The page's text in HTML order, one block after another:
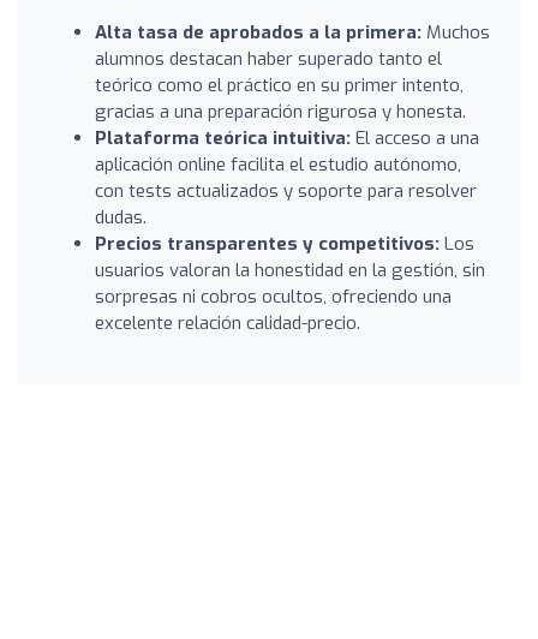
Alta tasa de aprobados a la primera: Muchos
alumnos destacan haber superado tanto el
teórico como el práctico en su primer intento,
gracias a una preparación rigurosa y honesta.
Plataforma teórica intuitiva: El acceso a una
aplicación online facilita el estudio autónomo,
con tests actualizados y soporte para resolver
dudas.
Precios transparentes y competitivos: Los
usuarios valoran la honestidad en la gestión, sin
sorpresas ni cobros ocultos, ofreciendo una
excelente relación calidad-precio.